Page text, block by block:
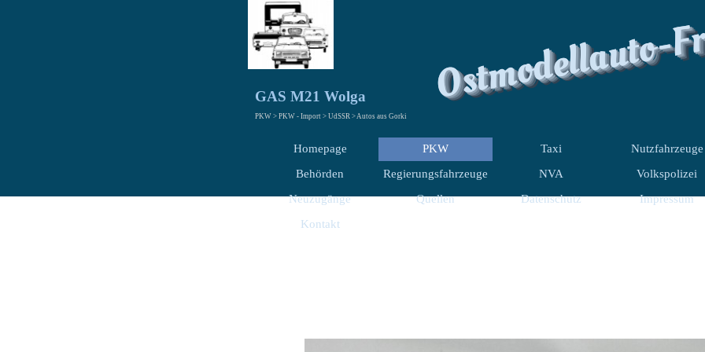
Ostmodellauto-
GAS M21 Wolga
PKW > PKW - Import > UdSSR > Autos aus Gorki
Homepage PKW Taxi
Nutzfahrzeuge
Behörden
Regierungsfahrzeuge NVA
Volkspolizei
Neuzugänge
Quellen Datenschutz
Impressum
Kontakt